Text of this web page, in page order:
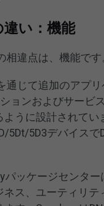
い：機能
違点は、機能です
通じて追加のアプ
ョンおよびサービ
うに設計されてい
5Dt/5D3デバイス
パッケージセンタ
ス、ユーティリ